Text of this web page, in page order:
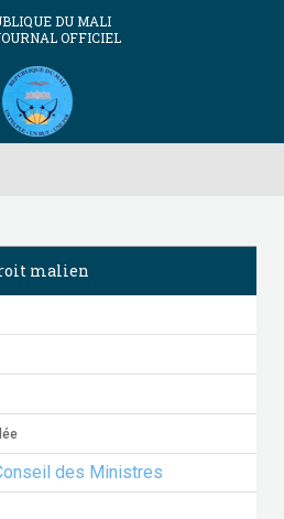
DU MALI
OFFICIEL
malien
des Ministres